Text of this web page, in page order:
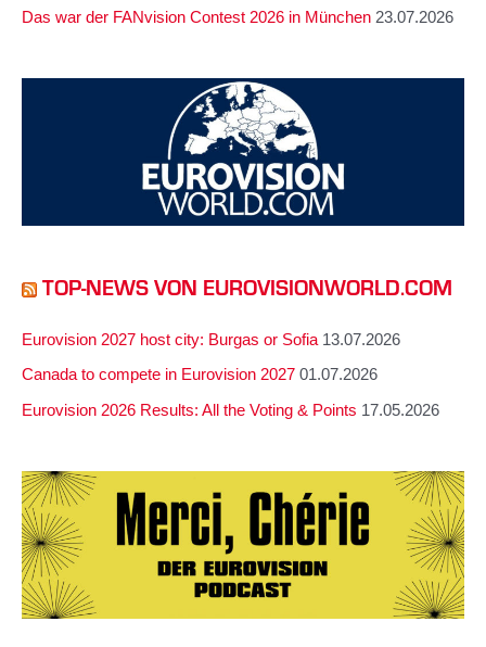
Das war der FANvision Contest 2026 in München 23.07.2026
TOP-NEWS VON EUROVISIONWORLD.COM
Eurovision 2027 host city: Burgas or Sofia 13.07.2026
Canada to compete in Eurovision 2027 01.07.2026
Eurovision 2026 Results: All the Voting & Points 17.05.2026